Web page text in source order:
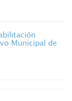
Municipal de